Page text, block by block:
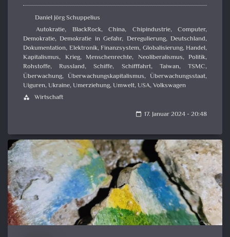
Daniel Jörg Schuppelius
Autokratie, BlackRock, China, Chipindustrie, Computer,
Demokratie,Demokratie in Gefahr, Deregulierung,Deutschland,
Dokumentation, Elektronik,Finanzsystem, Globalisierung,Handel,
Kapitalismus, Krieg, Menschenrechte, Neoliberalismus, Politik,
Rohstoffe,Russland,Schiffe, Schifffahrt, Taiwan,TSMC,
Überwachung, Überwachungskapitalismus, Überwachungsstaat,
Uiguren,Ukraine,Umerziehung,Umwelt,USA,Volkswagen
category Wirtschaft
calendar_today 17. Januar 2024 - 20:48